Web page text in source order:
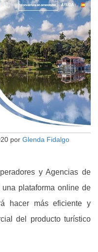
por Glenda Fidalgo
y Agencias de
plataforma online de
hacer más eficiente y
del producto turístico